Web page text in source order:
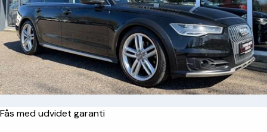
Fås med udvidet garanti